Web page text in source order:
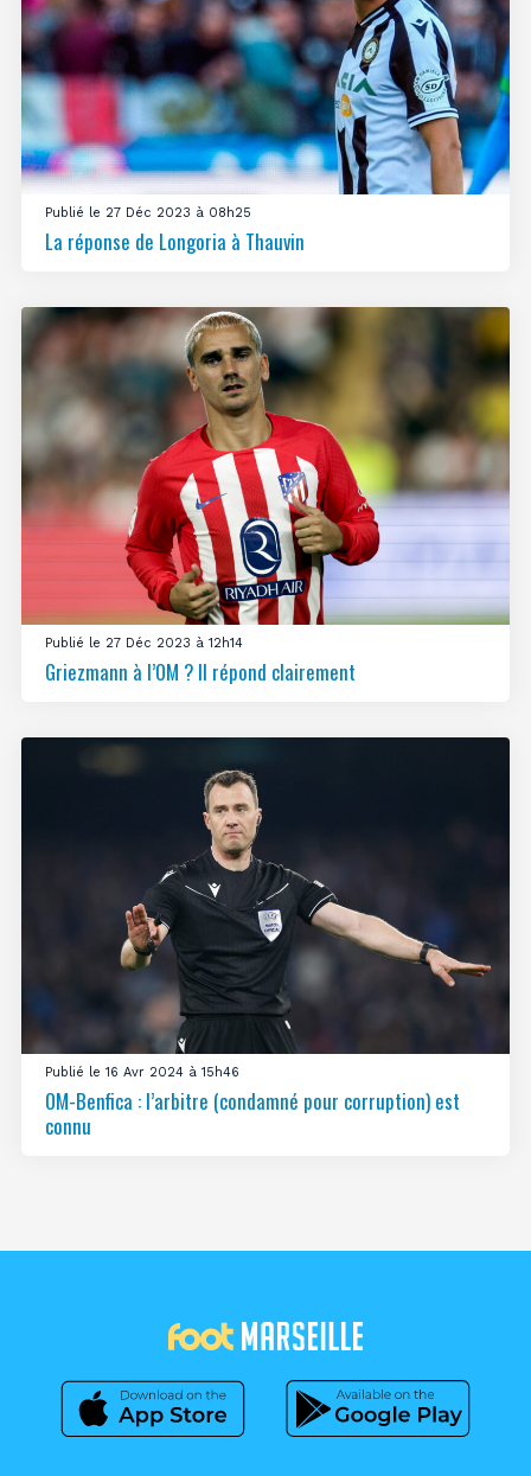
Publié le 27 Déc 2023 à 08h25
La réponse de Longoria à Thauvin
Publié le 27 Déc 2023 à 12h14
Griezmann à l’OM ? Il répond clairement
Publié le 16 Avr 2024 à 15h46
OM-Benfica : l’arbitre (condamné pour corruption) est
connu